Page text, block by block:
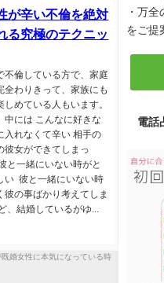
が辛い不倫を絶対
る究極のテクニッ
不倫している方で、家庭
全わりきって、家族にも
しめている人もいます。
中には こんなに好きな
入れなくて辛い 相手の
彼女ができてしまっ
と一緒にいない時がと
い 彼と一緒にいない時
彼の事ばかり考えてしま
、結婚しているがゆ...
・万
をご提
電話